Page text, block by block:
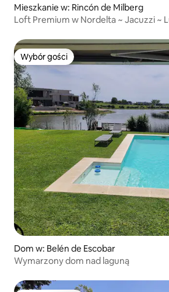
Mieszkanie w: Rincón de Milberg
Loft Premium w Nordelta ~ Jacuzzi ~
Wybór gości
Wybór gości
Dom w: Belén de Escobar
Wymarzony dom nad laguną